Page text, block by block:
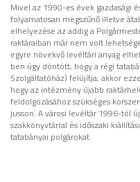
Mivel az 1990-es évek gazdasági
folyamatosan megszűnő illetve
elhelyezése az addig a
raktáraiban már nem volt
egyre növekvő levéltári anyag
ben úgy döntött, hogy a régi
Szolgáltatóház) felújítja, akkor
hogy az intézmény újabb
feldolgozásához szükséges
jusson. A városi levéltár 1996-tól
szakkönyvtárral és időszaki
tatabányai polgárokat.